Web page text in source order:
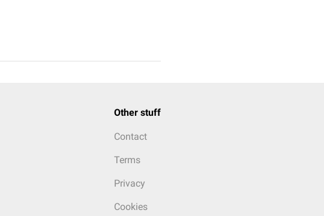
Other stuff
Contact
Terms
Privacy
Cookies